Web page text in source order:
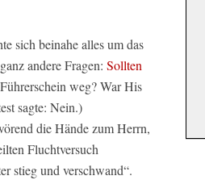
sich beinahe alles um das
andere Fragen: Sollten
weg? War His
sagte: Nein.)
die Hände zum Herrn,
Fluchtversuch
stieg und verschwand“.